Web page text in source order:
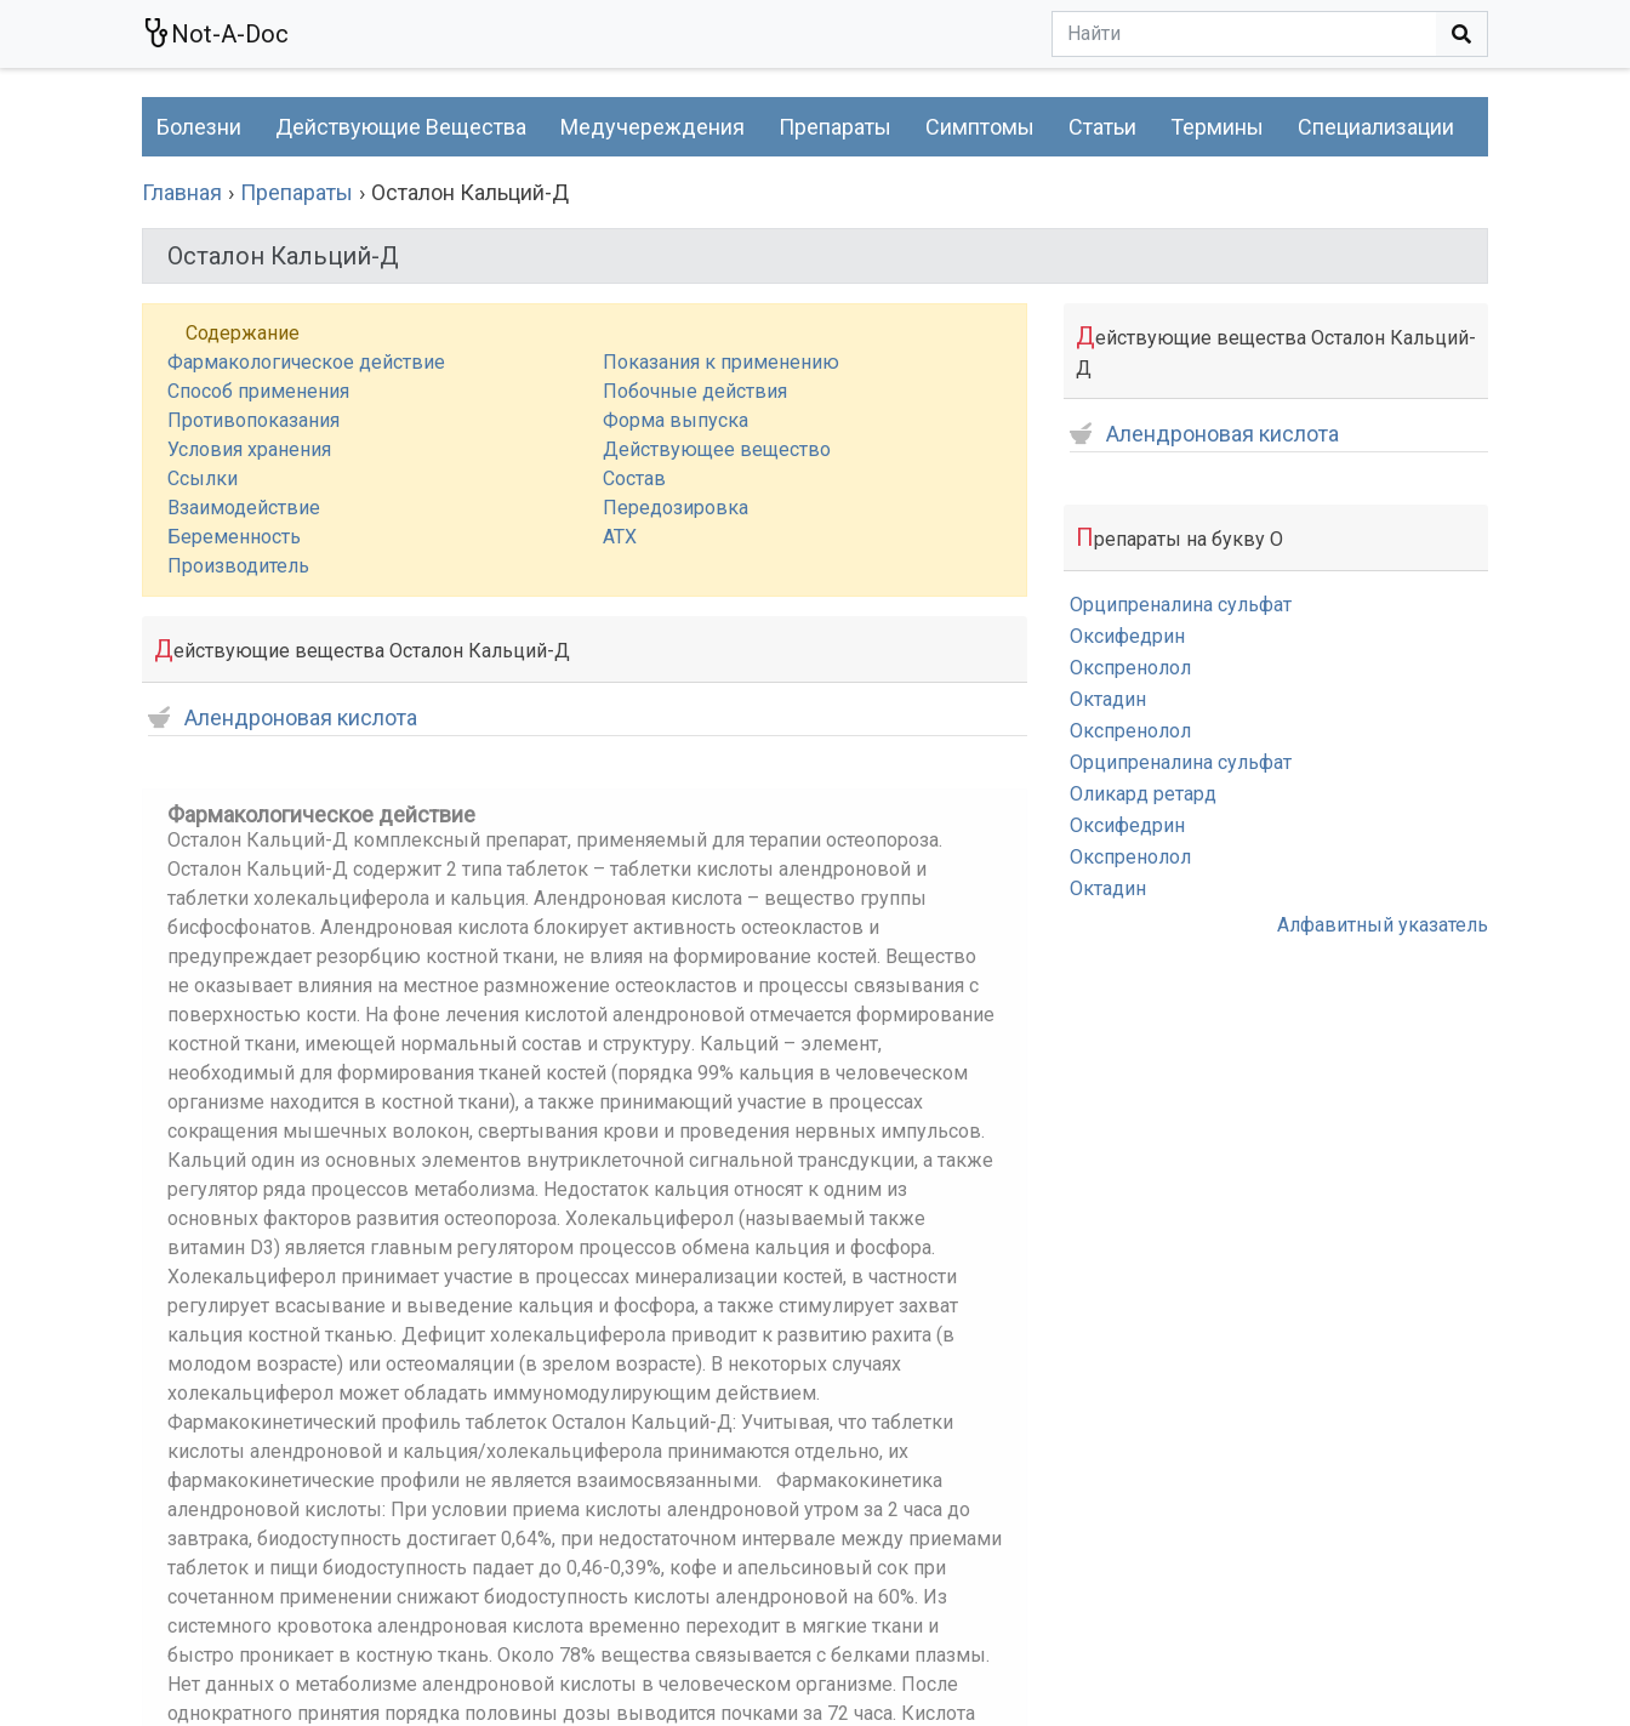
Not-A-Doc
Болезни Действующие Вещества Медучереждения Препараты Симптомы Статьи Термины Специализации
Главная Препараты Осталон Кальций-Д
Осталон Кальций-Д
Содержание
Фармакологическое действие
Показания к применению
Способ применения
Побочные действия
Противопоказания
Форма выпуска
Условия хранения
Действующее вещество
Ссылки
Состав
Взаимодействие
Передозировка
Беременность
АТХ
Производитель
Действующие вещества Осталон Кальций-Д
Алендроновая кислота
Фармакологическое действие
Осталон Кальций-Д комплексный препарат, применяемый для терапии остеопороза.
Осталон Кальций-Д содержит 2 типа таблеток – таблетки кислоты алендроновой и
таблетки холекальциферола и кальция. Алендроновая кислота – вещество группы
бисфосфонатов. Алендроновая кислота блокирует активность остеокластов и
предупреждает резорбцию костной ткани, не влияя на формирование костей. Вещество
не оказывает влияния на местное размножение остеокластов и процессы связывания с
поверхностью кости. На фоне лечения кислотой алендроновой отмечается формирование
костной ткани, имеющей нормальный состав и структуру. Кальций – элемент,
необходимый для формирования тканей костей (порядка 99% кальция в человеческом
организме находится в костной ткани), а также принимающий участие в процессах
сокращения мышечных волокон, свертывания крови и проведения нервных импульсов.
Кальций один из основных элементов внутриклеточной сигнальной трансдукции, а также
регулятор ряда процессов метаболизма. Недостаток кальция относят к одним из
основных факторов развития остеопороза. Холекальциферол (называемый также
витамин D3) является главным регулятором процессов обмена кальция и фосфора.
Холекальциферол принимает участие в процессах минерализации костей, в частности
регулирует всасывание и выведение кальция и фосфора, а также стимулирует захват
кальция костной тканью. Дефицит холекальциферола приводит к развитию рахита (в
молодом возрасте) или остеомаляции (в зрелом возрасте). В некоторых случаях
холекальциферол может обладать иммуномодулирующим действием.
Фармакокинетический профиль таблеток Осталон Кальций-Д: Учитывая, что таблетки
кислоты алендроновой и кальция/холекальциферола принимаются отдельно, их
фармакокинетические профили не является взаимосвязанными. Фармакокинетика
алендроновой кислоты: При условии приема кислоты алендроновой утром за 2 часа до
завтрака, биодоступность достигает 0,64%, при недостаточном интервале между приемами
таблеток и пищи биодоступность падает до 0,46-0,39%, кофе и апельсиновый сок при
сочетанном применении снижают биодоступность кислоты алендроновой на 60%. Из
системного кровотока алендроновая кислота временно переходит в мягкие ткани и
быстро проникает в костную ткань. Около 78% вещества связывается с белками плазмы.
Нет данных о метаболизме алендроновой кислоты в человеческом организме. После
однократного принятия порядка половины дозы выводится почками за 72 часа. Кислота
Действующие вещества Осталон Кальций-
Д
Алендроновая кислота
Препараты на букву О
Орципреналина сульфат
Оксифедрин
Окспренолол
Октадин
Окспренолол
Орципреналина сульфат
Оликард ретард
Оксифедрин
Окспренолол
Октадин
Алфавитный указатель